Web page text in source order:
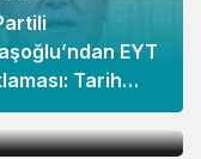
EYT
Tarih
Süresine